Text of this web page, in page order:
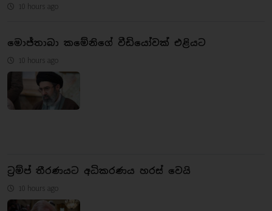
10 hours ago
මොජ්තාබා කමේනිගේ වීඩියෝවක් එළියට
10 hours ago
ට්‍රම්ප් තීරණයට අධිකරණය හරස් වෙයි
10 hours ago